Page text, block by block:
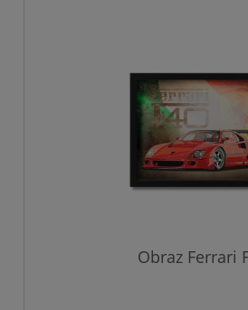
Obraz Ferrari